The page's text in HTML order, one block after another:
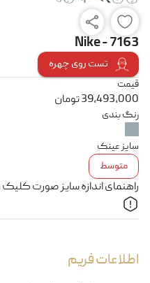
Nike - 7163
تست روی چهره
قیمت
39,493,000تومان
رنگ بندی
سایز عینک
متوسط
راهنمای اندازه سایز صورت
اطلاعات فریم